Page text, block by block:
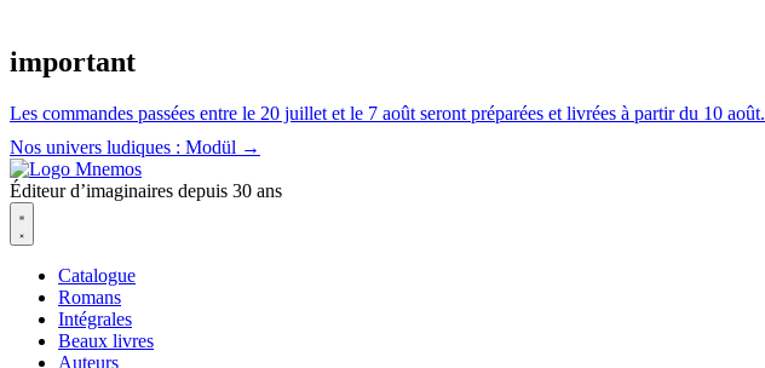
contenu
important
Les commandes passées entre le 20 juillet et le 7 août seront préparées et livrées à partir du 10 août.
Nos univers ludiques : Modül →
Éditeur d’imaginaires depuis 30 ans
Catalogue
Romans
Intégrales
Beaux livres
Auteurs